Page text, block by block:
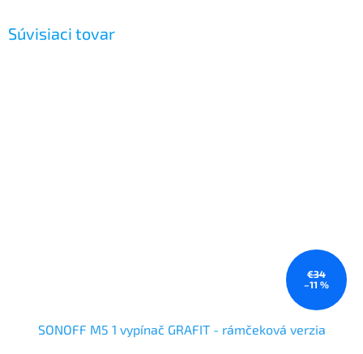
Súvisiaci tovar
€34
–11 %
SONOFF M5 1 vypínač GRAFIT - rámčeková verzia